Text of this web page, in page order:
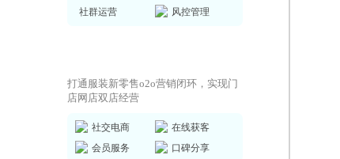
社群运营
风控管理
打通服装新零售o2o营销闭环，实现门
店网店双店经营
社交电商
在线获客
会员服务
口碑分享